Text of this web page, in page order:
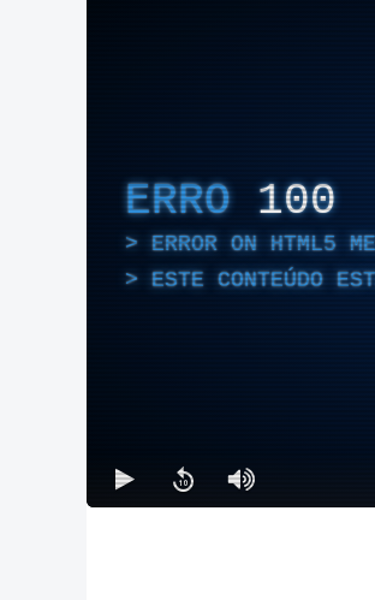
ERRO 100
ERROR ON HTML5
ESTE CONTEÚDO